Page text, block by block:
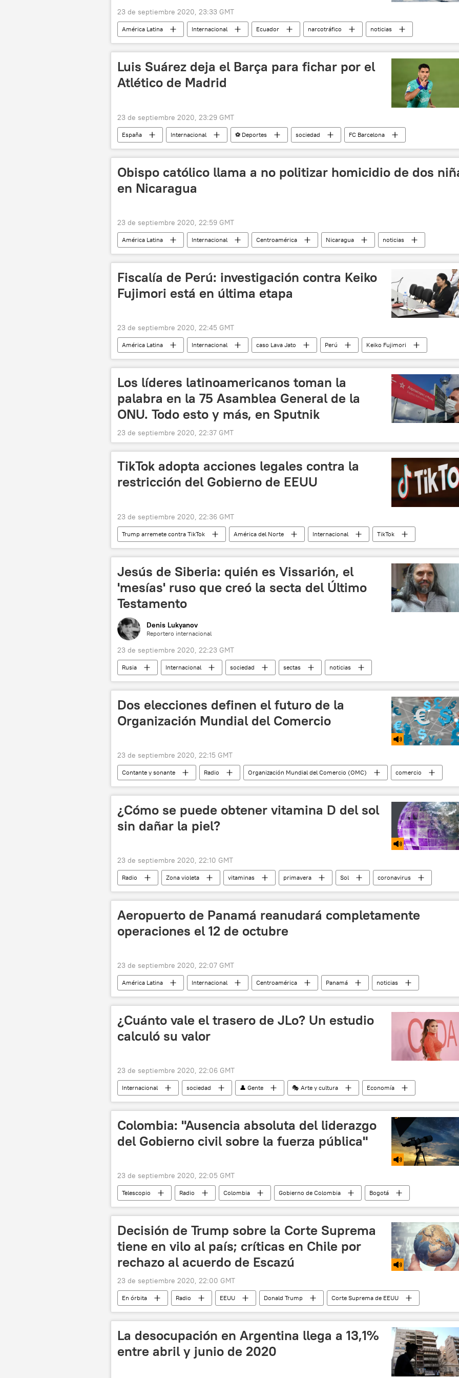
23 de septiembre 2020, 23:33 GMT
América Latina Internacional Ecuador narcotráfico noticias
Luis Suárez deja el Barça para fichar por el
Atlético de Madrid
23 de septiembre 2020, 23:29 GMT
España Internacional ⚽ Deportes sociedad
FC Barcelona
noticias
Obispo católico llama a no politizar homicidio de dos
en Nicaragua
23 de septiembre 2020, 22:59 GMT
América Latina Internacional Centroamérica Nicaragua noticias
Fiscalía de Perú: investigación contra Keiko
Fujimori está en última etapa
23 de septiembre 2020, 22:45 GMT
América Latina Internacional caso Lava Jato Perú
Keiko Fujimori
noticias
Los líderes latinoamericanos toman la
palabra en la 75 Asamblea General de la
ONU. Todo esto y más, en Sputnik
23 de septiembre 2020, 22:37 GMT
TikTok adopta acciones legales contra la
restricción del Gobierno de EEUU
23 de septiembre 2020, 22:36 GMT
Trump arremete contra TikTok América del Norte Internacional
TikTok
EEUU
noticias
Jesús de Siberia: quién es Vissarión, el
'mesías' ruso que creó la secta del Último
Testamento
Denis Lukyanov
Reportero internacional
23 de septiembre 2020, 22:23 GMT
Rusia Internacional sociedad sectas noticias
Dos elecciones definen el futuro de la
Organización Mundial del Comercio
23 de septiembre 2020, 22:15 GMT
Contante y sonante Radio Organización Mundial del Comercio (OMC)
comercio
EEUU
elecciones Economía
¿Cómo se puede obtener vitamina D del sol
sin dañar la piel?
23 de septiembre 2020, 22:10 GMT
Radio Zona violeta vitaminas primavera Sol
coronavirus
pandemia de coronavirus
COVID-19 sistema inmune 💗 Salud
Aeropuerto de Panamá reanudará completamente
operaciones el 12 de octubre
23 de septiembre 2020, 22:07 GMT
América Latina Internacional Centroamérica Panamá noticias
¿Cuánto vale el trasero de JLo? Un estudio
calculó su valor
23 de septiembre 2020, 22:06 GMT
Internacional sociedad 👤 Gente 🎭 Arte y cultura
Economía
Jennifer Lopez
seguro actrices Hollywood noticias
Colombia: "Ausencia absoluta del liderazgo
del Gobierno civil sobre la fuerza pública"
23 de septiembre 2020, 22:05 GMT
Telescopio Radio Colombia Gobierno de Colombia
Bogotá
Alcaldía de Bogotá
Policía de Colombia violencia policial
América del Sur
Decisión de Trump sobre la Corte Suprema
tiene en vilo al país; críticas en Chile por
rechazo al acuerdo de Escazú
23 de septiembre 2020, 22:00 GMT
En órbita Radio EEUU Donald Trump
Corte Suprema de EEUU
elecciones
Chile Alexéi Navalni envenenamiento
Alemania
La desocupación en Argentina llega a 13,1%
entre abril y junio de 2020